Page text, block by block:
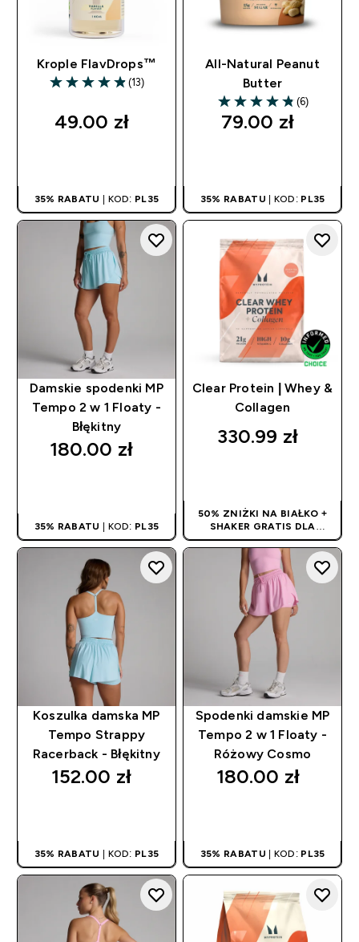
Krople FlavDrops™
4.85 out of 5 stars
(13)
49.00 zł‎
35% RABATU | KOD: PL35
All-Natural Peanut
Butter
4.83 out of 5 stars
(6)
79.00 zł‎
35% RABATU | KOD: PL35
Damskie spodenki MP
Tempo 2 w 1 Floaty -
Błękitny
180.00 zł‎
35% RABATU | KOD: PL35
Clear Protein | Whey &
Collagen
330.99 zł‎
50% ZNIŻKI NA BIAŁKO +
SHAKER GRATIS DLA
NOWYCH KLIENTÓW! | KOD:
PROTEINPL
Koszulka damska MP
Tempo Strappy
Racerback - Błękitny
152.00 zł‎
35% RABATU | KOD: PL35
Spodenki damskie MP
Tempo 2 w 1 Floaty -
Różowy Cosmo
180.00 zł‎
35% RABATU | KOD: PL35